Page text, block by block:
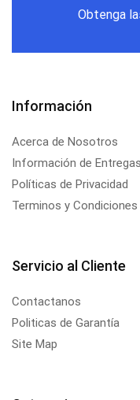
Obtenga
Información
Acerca de Nosotros
Información de Entregas
Políticas de Privacidad
Terminos y Condiciones
Servicio al Cliente
Contactanos
Politicas de Garantía
Site Map